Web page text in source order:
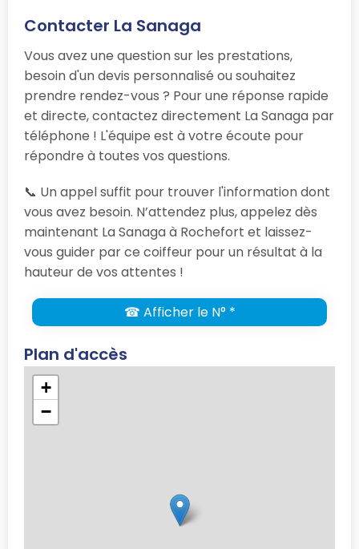
Contacter La Sanaga
Vous avez une question sur les prestations,
besoin d'un devis personnalisé ou souhaitez
prendre rendez-vous ? Pour une réponse rapide
et directe, contactez directement La Sanaga par
téléphone ! L'équipe est à votre écoute pour
répondre à toutes vos questions.
📞 Un appel suffit pour trouver l'information dont
vous avez besoin. N’attendez plus, appelez dès
maintenant La Sanaga à Rochefort et laissez-
vous guider par ce coiffeur pour un résultat à la
hauteur de vos attentes !
☎ Afficher le N° *
Plan d'accès
+
−